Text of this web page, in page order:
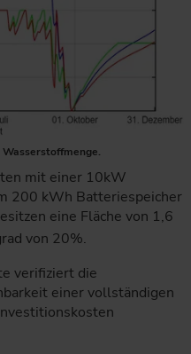
der
mit einer 10kW
200 kWh Batteriespeicher
eine Fläche von 1,6
von 20%.
verifiziert die
einer vollständigen